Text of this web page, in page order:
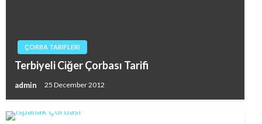
ÇORBA TARIFLERI
Terbiyeli Ciğer Çorbası Tarifi
admin 25 December 2012